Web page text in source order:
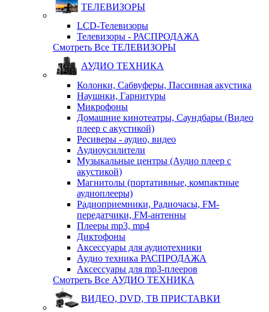
ТЕЛЕВИЗОРЫ
LCD-Телевизоры
Телевизоры - РАСПРОДАЖА
Смотреть Все ТЕЛЕВИЗОРЫ
АУДИО ТЕХНИКА
Колонки, Сабвуферы, Пассивная акустика
Наушнки, Гарнитуры
Микрофоны
Домашние кинотеатры, Саундбары (Видео
плеер с акустикой)
Ресиверы - аудио, видео
Аудиоусилители
Музыкальные центры (Аудио плеер с
акустикой)
Магнитолы (портативные, компактные
аудиоплееры)
Радиоприемники, Радиочасы, FM-
передатчики, FM-антенны
Плееры mp3, mp4
Диктофоны
Аксессуары для аудиотехники
Аудио техника РАСПРОДАЖА
Аксессуары для mp3-плееров
Смотреть Все АУДИО ТЕХНИКА
ВИДЕО, DVD, ТВ ПРИСТАВКИ